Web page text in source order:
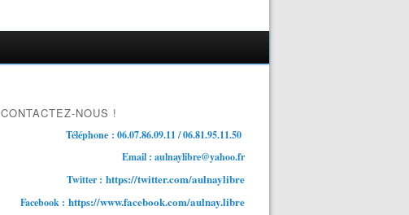
CONTACTEZ-NOUS !
Téléphone : 06.07.86.09.11 / 06.81.95.11.50
Email : aulnaylibre@yahoo.fr
Twitter : https://twitter.com/aulnaylibre
Facebook : https://www.facebook.com/aulnay.libre